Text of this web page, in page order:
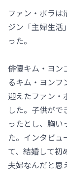
ファン・ボラは
ジン「主婦生活
った。
俳優キム・ヨン
るキム・ヨンフ
迎えたファン・
した。子供が
ったとし、胸い
た。インタビュ
て、結婚して初
夫婦なんだと思